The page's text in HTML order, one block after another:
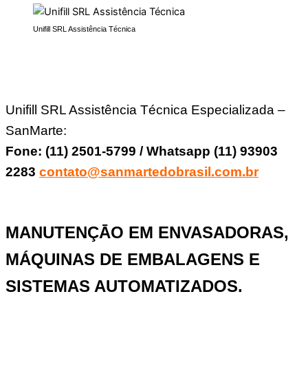
Unifill SRL Assistência Técnica
Unifill SRL Assistência Técnica Especializada –
SanMarte:
Fone: (11) 2501-5799 / Whatsapp (11) 93903
2283 contato@sanmartedobrasil.com.br
MANUTENÇĀO EM ENVASADORAS,
MÁQUINAS DE EMBALAGENS E
SISTEMAS AUTOMATIZADOS.